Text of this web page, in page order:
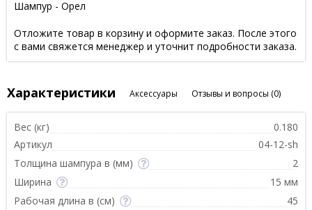
Шампур - Орел
Отложите товар в корзину и оформите заказ. После этого
с вами свяжется менеджер и уточнит подробности заказа.
Характеристики Аксессуары Отзывы и вопросы (0)
Вес (кг)
0.180
Артикул
04-12-sh
Толщина шампура в (мм)
2
Ширина
15 мм
Рабочая длина в (см)
45